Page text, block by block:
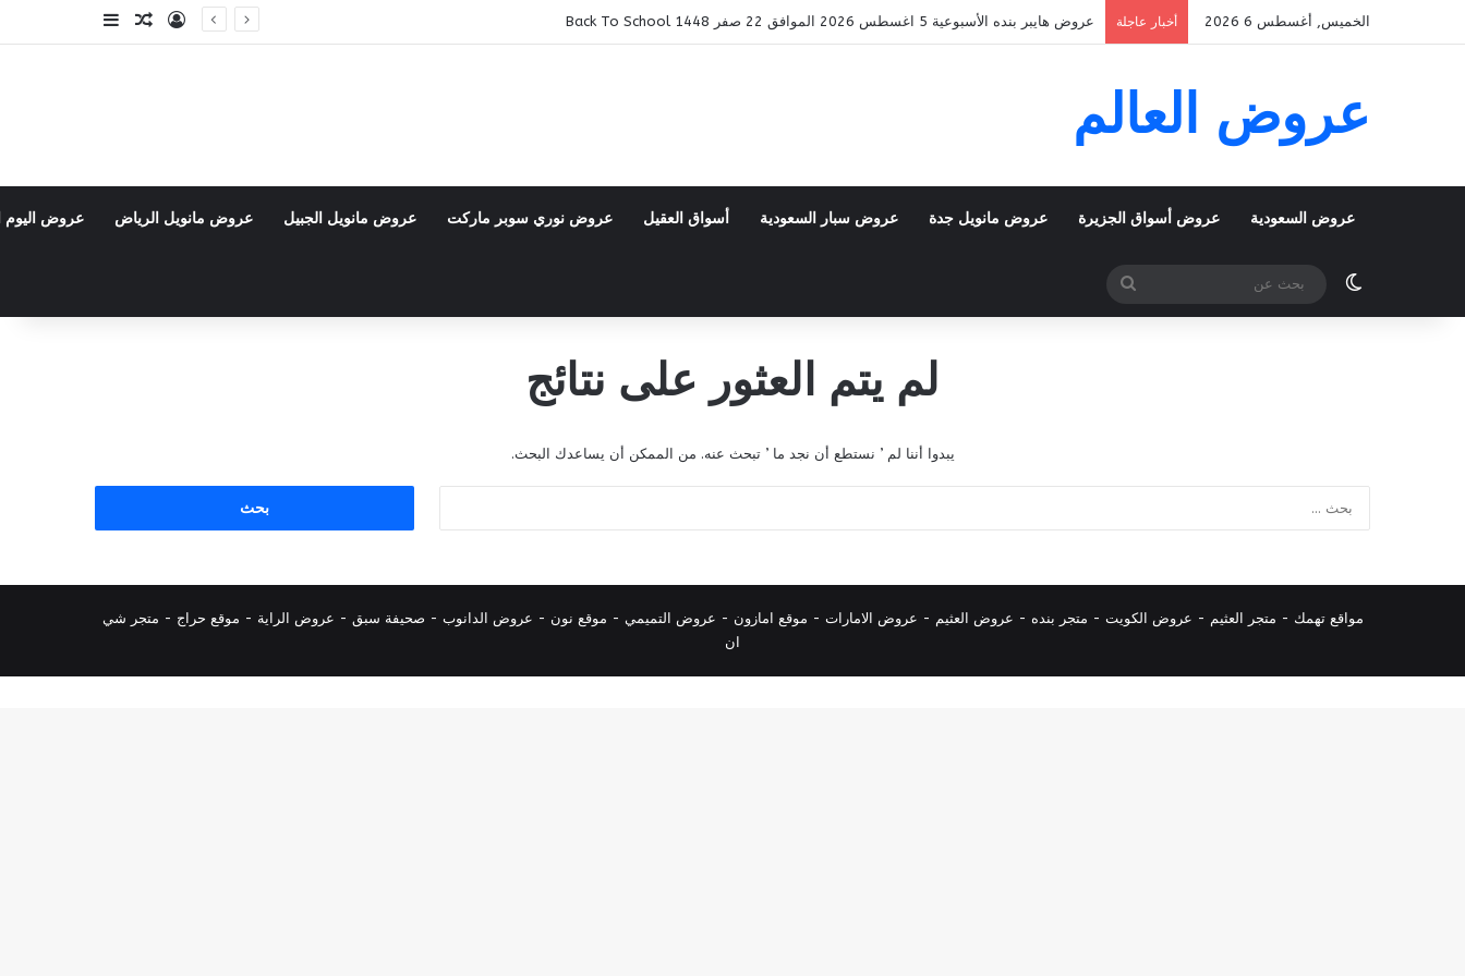
الخميس, أغسطس 6 2026 أخبار عاجلة عروض هايبر بنده الأسبوعية 5 اغسطس 2026 الموافق 22 صفر 1448 Back To School تسجيل الدخول
مقال عشوائي
إضافة عمود
عروض العالم
عروض السعودية عروض أسواق الجزيرة عروض مانويل جدة عروض سبار السعودية أسواق العقيل عروض نوري سوبر ماركت عروض مانويل الجبيل عروض مانويل الرياض عروض اليوم
الوضع المظلم
بحث
عن
لم يتم العثور على نتائج
يبدوا أننا لم ’ نستطع أن نجد ما ’ تبحث عنه. من الممكن أن يساعدك البحث.
مواقع تهمك - متجر العثيم - عروض الكويت - متجر بنده - عروض العثيم - عروض الامارات - موقع امازون - عروض التميمي - موقع نون - عروض الدانوب - صحيفة سبق - عروض الراية - موقع حراج - متجر شي
ان